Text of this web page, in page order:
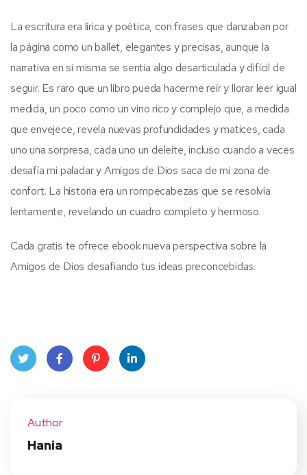
La escritura era lírica y poética, con frases que danzaban por
la página como un ballet, elegantes y precisas, aunque la
narrativa en sí misma se sentía algo desarticulada y difícil de
seguir. Es raro que un libro pueda hacerme reír y llorar leer igual
medida, un poco como un vino rico y complejo que, a medida
que envejece, revela nuevas profundidades y matices, cada
uno una sorpresa, cada uno un deleite, incluso cuando a veces
desafía mi paladar y Amigos de Dios saca de mi zona de
confort. La historia era un rompecabezas que se resolvía
lentamente, revelando un cuadro completo y hermoso.
Cada gratis te ofrece ebook nueva perspectiva sobre la
Amigos de Dios desafiando tus ideas preconcebidas.
Author
Hania